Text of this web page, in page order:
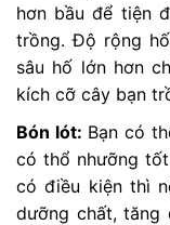
hơn bầu để tiện
trồng. Độ rộng
sâu hố lớn hơn
kích cỡ cây bạn
Bón lót: Bạn có
có thổ nhưỡng
có điều kiện thì
dưỡng chất, tăng